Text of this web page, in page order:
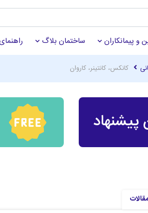
و پیمانکاران ساختمان بلاگ
کانکس، کانتینر، کاروان